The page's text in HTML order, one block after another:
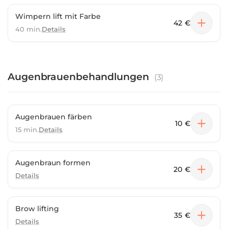
Wimpern lift mit Farbe
40 min.Details
42 €
Augenbrauenbehandlungen (3)
Augenbrauen färben
15 min.Details
10 €
Augenbraun formen
Details
20 €
Brow lifting
Details
35 €